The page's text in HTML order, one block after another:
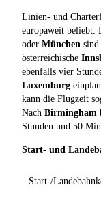
Linien- und
europaweit beliebt.
oder München
österreichische
ebenfalls vier
Luxemburg
kann die Flugzeit
Nach Birmingham
Stunden und 50
Start- und
Start-/